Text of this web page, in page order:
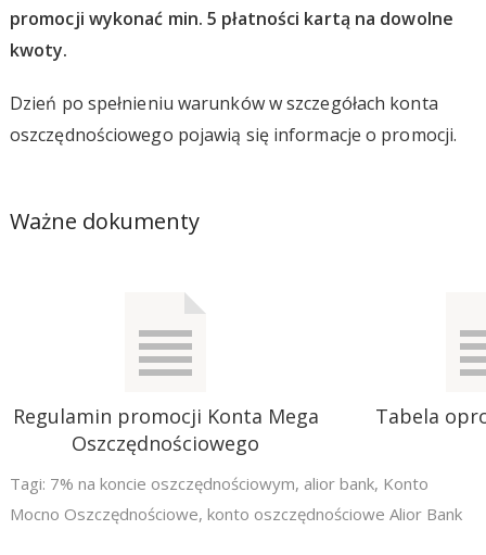
promocji wykonać min. 5 płatności kartą na dowolne
kwoty.
Dzień po spełnieniu warunków w szczegółach konta
oszczędnościowego pojawią się informacje o promocji.
Ważne dokumenty
Regulamin promocji Konta Mega
Oszczędnościowego
Tabela
Tagi: 7% na koncie oszczędnościowym, alior bank, Konto
Mocno Oszczędnościowe, konto oszczędnościowe Alior Bank